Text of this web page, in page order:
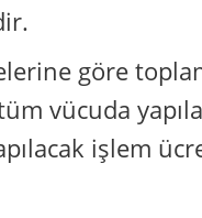
göre
vücuda
işlem